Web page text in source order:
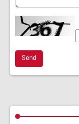
Send